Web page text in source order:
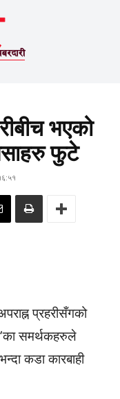
भएको
फुटे
प्रहरीसँगको
समर्थकहरुले
कडा कारबाही